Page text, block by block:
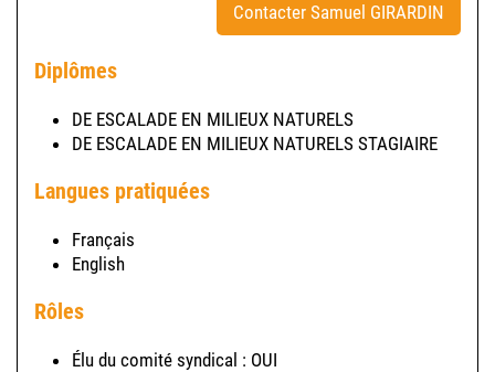
Contacter Samuel GIRARDIN
Diplômes
DE ESCALADE EN MILIEUX NATURELS
DE ESCALADE EN MILIEUX NATURELS STAGIAIRE
Langues pratiquées
Français
English
Rôles
Élu du comité syndical : OUI